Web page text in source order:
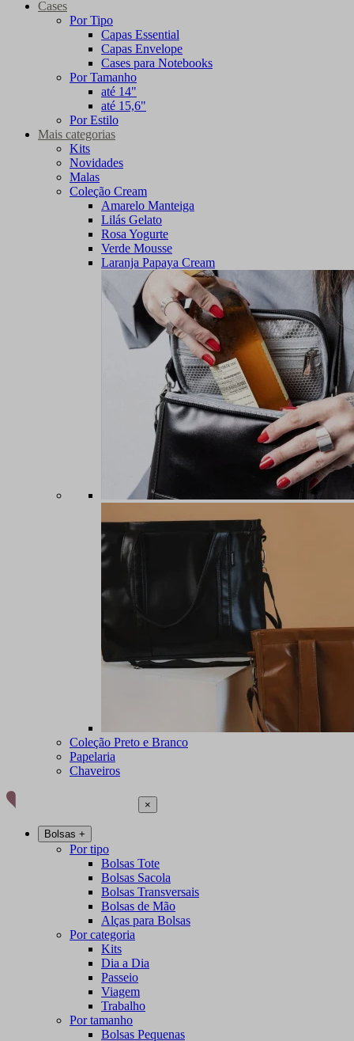
Cases
Por Tipo
Capas Essential
Capas Envelope
Cases para Notebooks
Por Tamanho
até 14"
até 15,6"
Por Estilo
Mais categorias
Kits
Novidades
Malas
Coleção Cream
Amarelo Manteiga
Lilás Gelato
Rosa Yogurte
Verde Mousse
Laranja Papaya Cream
Coleção Preto e Branco
Papelaria
Chaveiros
×
Bolsas +
Por tipo
Bolsas Tote
Bolsas Sacola
Bolsas Transversais
Bolsas de Mão
Alças para Bolsas
Por categoria
Kits
Dia a Dia
Passeio
Viagem
Trabalho
Por tamanho
Bolsas Pequenas